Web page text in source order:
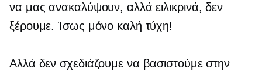
να μας ανακαλύψουν, αλλά ειλικρινά, δεν
ξέρουμε. Ίσως μόνο καλή τύχη!
Αλλά δεν σχεδιάζουμε να βασιστούμε στην